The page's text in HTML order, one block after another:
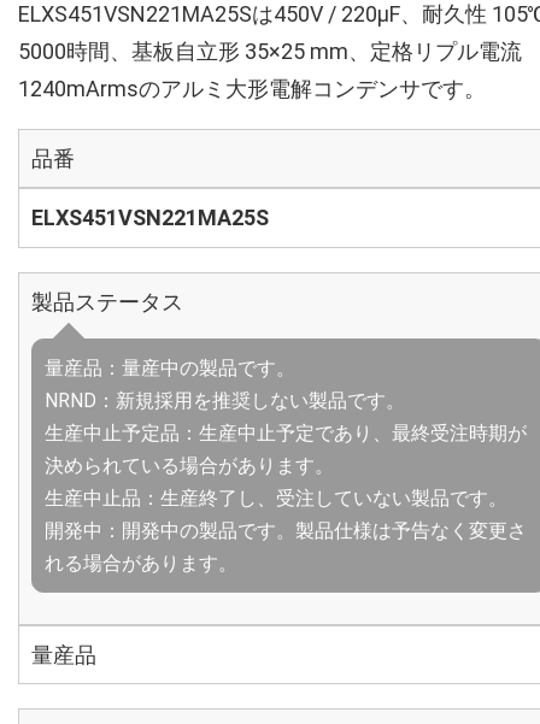
ELXS451VSN221MA25Sは450V / 220µF、耐久性
5000時間、基板自立形 35×25 mm、定格リプル電流
1240mArmsのアルミ大形電解コンデンサです。
品番
ELXS451VSN221MA25S
製品ステータス
量産品：量産中の製品です。
NRND：新規採用を推奨しない製品です。
生産中止予定品：生産中止予定であり、最終受注時期が
決められている場合があります。
生産中止品：生産終了し、受注していない製品です。
開発中：開発中の製品です。製品仕様は予告なく変更さ
れる場合があります。
量産品